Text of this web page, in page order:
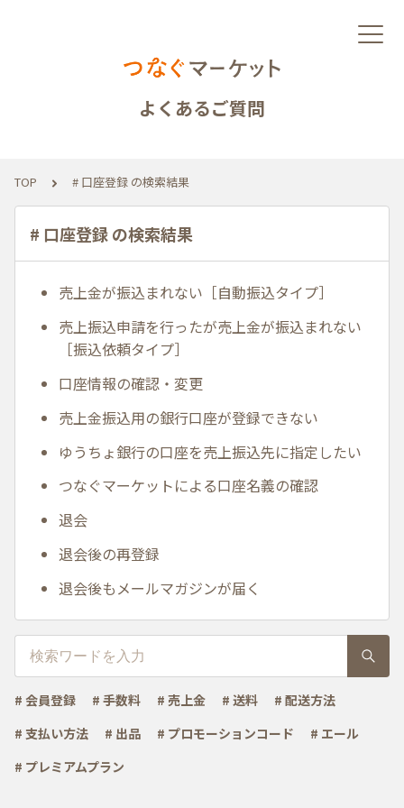
よくあるご質問
TOP # 口座登録 の検索結果
# 口座登録 の検索結果
売上金が振込まれない［自動振込タイプ］
売上振込申請を行ったが売上金が振込まれない
［振込依頼タイプ］
口座情報の確認・変更
売上金振込用の銀行口座が登録できない
ゆうちょ銀行の口座を売上振込先に指定したい
つなぐマーケットによる口座名義の確認
退会
退会後の再登録
退会後もメールマガジンが届く
# 会員登録 # 手数料 # 売上金 # 送料
# 配送方法
# 支払い方法
# 出品 # プロモーションコード
# エール
# プレミアムプラン